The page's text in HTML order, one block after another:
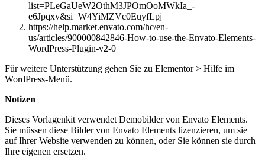
list=PLeGaUeW2OthM3JPOmOoMWkIa_-
e6Jpqxv&si=W4YiMZVc0EuyfLpj
https://help.market.envato.com/hc/en-
us/articles/900000842846-How-to-use-the-Envato-Elements-
WordPress-Plugin-v2-0
Für weitere Unterstützung gehen Sie zu Elementor > Hilfe im
WordPress-Menü.
Notizen
Dieses Vorlagenkit verwendet Demobilder von Envato Elements.
Sie müssen diese Bilder von Envato Elements lizenzieren, um sie
auf Ihrer Website verwenden zu können, oder Sie können sie durch
Ihre eigenen ersetzen.